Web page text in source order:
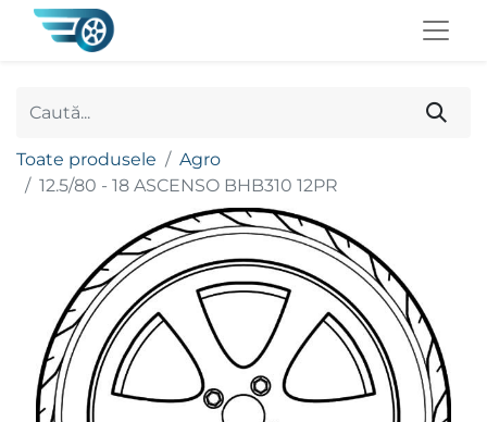
Toate produsele
Agro
12.5/80 - 18 ASCENSO BHB310 12PR